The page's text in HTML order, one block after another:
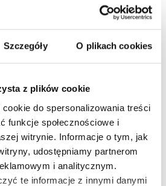
Szczegóły O plikach cookies
z plików cookie
do spersonalizowania treści
funkcje społecznościowe i
witrynie. Informacje o tym, jak
udostępniamy partnerom
i analitycznym.
te informacje z innymi danymi
ul. Kontenerowa 25
81-155
Gdynia